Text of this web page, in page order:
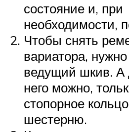
состояние и, при
необходимости,
Чтобы снять
вариатора,
ведущий шкив. А
него можно,
стопорное
шестерню.